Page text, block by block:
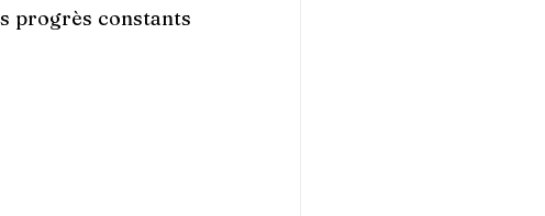
progrès constants